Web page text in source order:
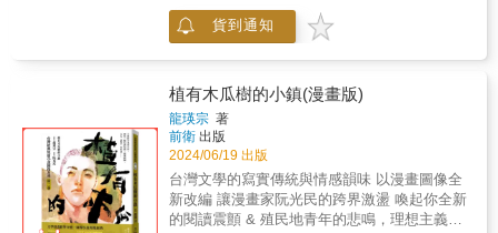
80年代的台灣正是那樣的豐富而且充滿活力，
希望藉由這樣的書寫，可以讓人牢牢的記住這
個迷人的年代。 關於那些人那些事的「回
憶」，成了時間送給我們最珍貴的禮物，讓我
們審視一路走來不夠完美的自己，繼續朝著不
太確定的未來匍匐前進。這些停放在肩上的滋
味，我十分珍惜。我明白當時間到了，它終將
成為另一段寶貴的「回憶」。——小莊 屬於我
們這個世代的故事，通向記憶的列車即將開
啟。小莊以他獨有的筆觸與視角，捕捉過往種
種溫熱的回憶，整理出屬於一個世代的記憶，
一條關乎天下命運的奇謀，正式展開！陳某繼
【不是人】之後，再度呈現一個縱橫幻想與史
貨到通知
植有木瓜樹的小鎮(漫畫版)
龍瑛宗 著
前衛 出版
2024/06/19 出版
台灣文學的寫實傳統與情感韻味 以漫畫圖像全
新改編 讓漫畫家阮光民的跨界激盪 喚起你全新
的閱讀震顫 & 殖民地青年的悲鳴，理想主義者